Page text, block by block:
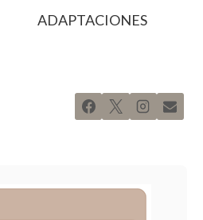
ADAPTACIONES